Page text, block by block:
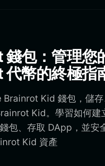
包：管理您
幣的終極指
Brainrot Kid 錢包，儲存
Kid。學習如何建
包、存取 DApp，並安
Kid 資產